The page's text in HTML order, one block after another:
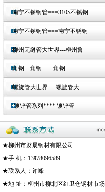
南宁不锈钢管===310S不锈钢
南宁不锈钢管===南宁不锈钢
柳州无缝管大世界---柳州鲁
角钢---角钢 -----角钢
螺旋管大世界----螺旋管大
镀锌管系列**** 镀锌管
★柳州市财展钢材有限公司
★手 机：13978096589
★联系人：许峰
★地 址：柳州市柳北区红卫仓钢材市场